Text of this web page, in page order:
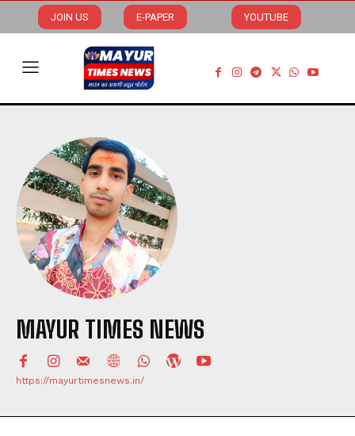
JOIN US E-PAPER YOUTUBE
MAYUR TIMES NEWS
https://mayurtimesnews.in/